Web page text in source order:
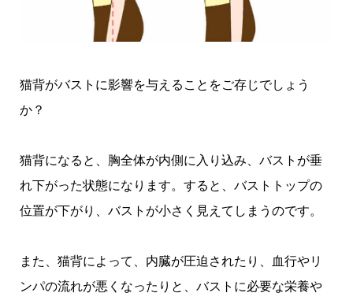
猫背がバストに影響を与えることをご存じでしょう
か？
猫背になると、胸全体が内側に入り込み、バストが垂
れ下がった状態になります。すると、バストトップの
位置が下がり、バストが小さく見えてしまうのです。
また、猫背によって、内臓が圧迫されたり、血行やリ
ンパの流れが悪くなったりと、バストに必要な栄養や